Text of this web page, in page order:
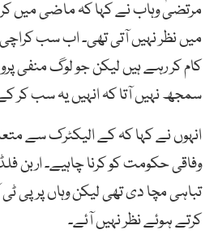
مرتضیٰ وہاب نے کہا کہ ماضی میں
میں نظر نہیں آتی تھی۔ اب سب
کام کر رہے ہیں لیکن جو لوگ منفی
سمجھ نہیں آتا کہ انہیں یہ سب کر
انہوں نے کہا کہ کے الیکٹرک سے
وفاقی حکومت کو کرنا چاہیے۔ اربن
تباہی مچا دی تھی لیکن وہاں پر پی
کرتے ہوئے نظر نہیں آئے۔